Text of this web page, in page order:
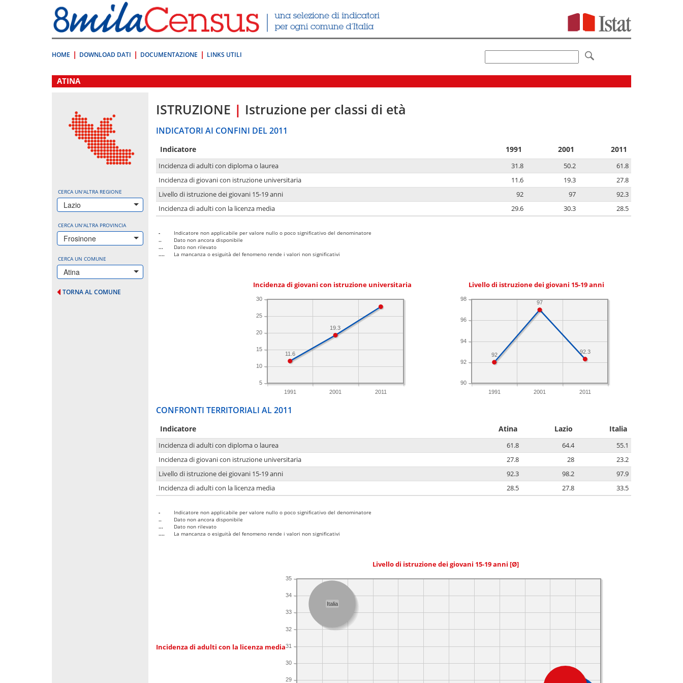
direttamente
a:
Contenuto
HOME DOWNLOAD DATI DOCUMENTAZIONE LINKS UTILI
.
ATINA
CERCA UN'ALTRA REGIONE
Lazio
CERCA UN'ALTRA PROVINCIA
Frosinone
CERCA UN COMUNE
Atina
TORNA AL COMUNE
ISTRUZIONE | Istruzione per classi di età
INDICATORI AI CONFINI DEL 2011
Indicatore 1991 2001 2011
Incidenza di adulti con diploma o laurea 31.8 50.2
61.8
Incidenza di giovani con istruzione universitaria
11.6 19.3
27.8
Livello di istruzione dei giovani 15-19 anni
92 97
92.3
Incidenza di adulti con la licenza media
29.6 30.3 28.5
-
Indicatore non applicabile per valore nullo o poco significativo del denominatore
..
Dato non ancora disponibile
...
Dato non rilevato
....
La mancanza o esiguità del fenomeno rende i valori non significativi
Incidenza di giovani con istruzione universitaria
1991 2001 2011
5
10
15
20
25
30
19.3
11.6
Livello di istruzione dei giovani 15-19 anni
1991 2001 2011
90
92
94
96
98
92.3
97
92
CONFRONTI TERRITORIALI AL 2011
Indicatore Atina Lazio Italia
Incidenza di adulti con diploma o laurea 61.8 64.4
55.1
Incidenza di giovani con istruzione universitaria
27.8 28
23.2
Livello di istruzione dei giovani 15-19 anni
92.3 98.2
97.9
Incidenza di adulti con la licenza media
28.5 27.8 33.5
-
Indicatore non applicabile per valore nullo o poco significativo del denominatore
..
Dato non ancora disponibile
...
Dato non rilevato
....
La mancanza o esiguità del fenomeno rende i valori non significativi
Livello di istruzione dei giovani 15-19 anni [Ø]
Incidenza di adulti con la licenza media
29
30
31
32
33
34
35
Italia